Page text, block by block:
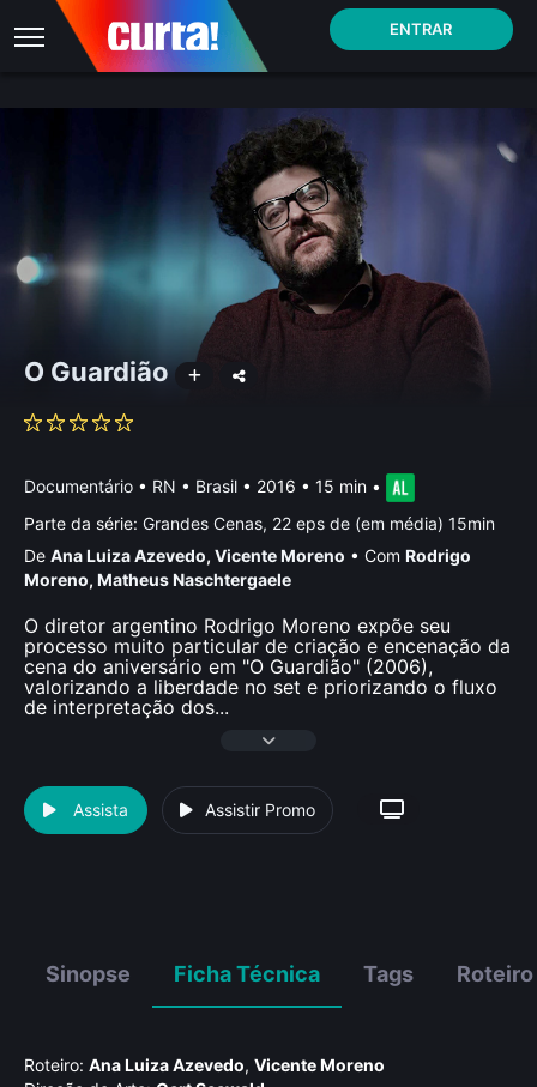
ENTRAR
O Guardião
Documentário • RN • Brasil • 2016 • 15 min •
Parte da série: Grandes Cenas, 22 eps de (em média) 15min
De Ana Luiza Azevedo, Vicente Moreno • Com Rodrigo
Moreno, Matheus Naschtergaele
O diretor argentino Rodrigo Moreno expõe seu
processo muito particular de criação e encenação da
cena do aniversário em "O Guardião" (2006),
valorizando a liberdade no set e priorizando o fluxo
de interpretação dos...
Assista Assistir Promo
Sinopse Ficha Técnica Tags Roteiro
Roteiro: Ana Luiza Azevedo, Vicente Moreno